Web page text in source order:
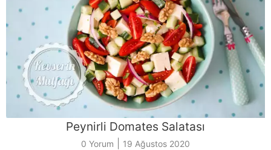
Peynirli Domates Salatası
0 Yorum 19 Ağustos 2020